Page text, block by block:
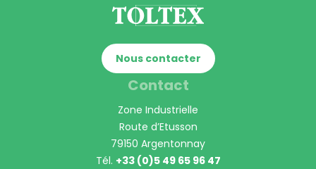
Nous contacter
Contact
Zone Industrielle
Route d’Etusson
79150 Argentonnay
Tél. +33 (0)5 49 65 96 47